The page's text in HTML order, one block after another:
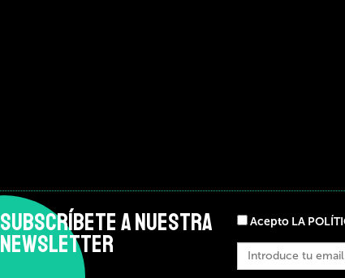
SUBSCRÍBETE A NUESTRA
NEWSLETTER
Acepto LA